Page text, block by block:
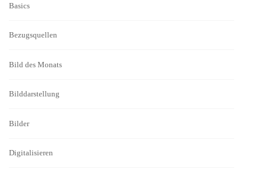
Basics
Bezugsquellen
Bild des Monats
Bilddarstellung
Bilder
Digitalisieren